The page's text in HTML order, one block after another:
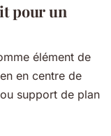
pour un
élément de
en centre de
support de plan